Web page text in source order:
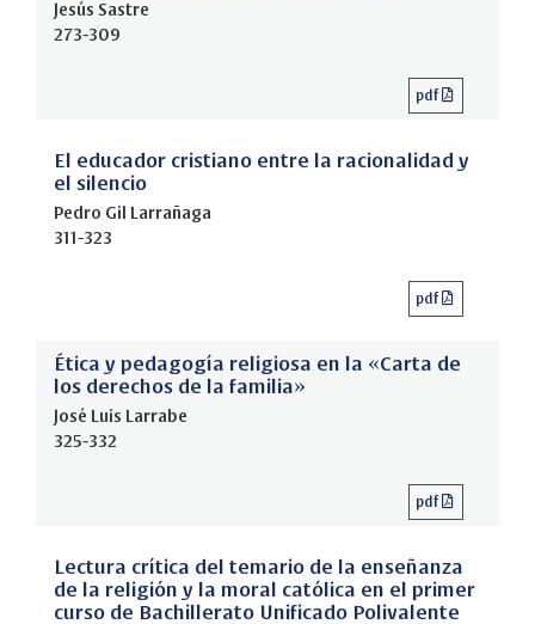
Jesús Sastre
273-309
pdf
El educador cristiano entre la racionalidad y
el silencio
Pedro Gil Larrañaga
311-323
pdf
Ética y pedagogía religiosa en la «Carta de
los derechos de la familia»
José Luis Larrabe
325-332
pdf
Lectura crítica del temario de la enseñanza
de la religión y la moral católica en el primer
curso de Bachillerato Unificado Polivalente